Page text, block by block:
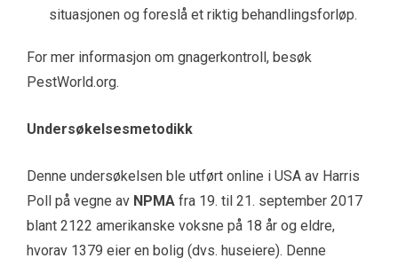
situasjonen og foreslå et riktig behandlingsforløp.
For mer informasjon om gnagerkontroll, besøk
PestWorld.org.
Undersøkelsesmetodikk
Denne undersøkelsen ble utført online i USA av Harris
Poll på vegne av NPMA fra 19. til 21. september 2017
blant 2122 amerikanske voksne på 18 år og eldre,
hvorav 1379 eier en bolig (dvs. huseiere). Denne